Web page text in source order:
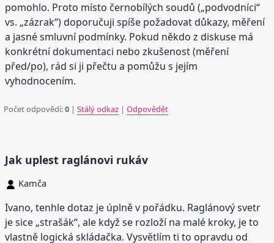
pomohlo. Proto místo černobílých soudů („podvodníci“
vs. „zázrak“) doporučuji spíše požadovat důkazy, měření
a jasné smluvní podmínky. Pokud někdo z diskuse má
konkrétní dokumentaci nebo zkušenost (měření
před/po), rád si ji přečtu a pomůžu s jejím
vyhodnocením.
Počet odpovědí:0 |Stálý odkaz |Odpovědět
Jak uplest raglánovi rukáv
Kamča
Ivano, tenhle dotaz je úplně v pořádku. Raglánový svetr
je sice „strašák“, ale když se rozloží na malé kroky, je to
vlastně logická skládačka. Vysvětlím ti to opravdu od